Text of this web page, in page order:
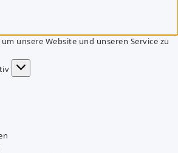
unsere Website und unseren Service zu